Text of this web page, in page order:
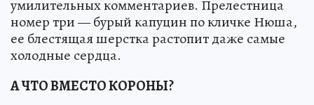
умилительных комментариев. Прелестница
номер три — бурый капуцин по кличке Нюша,
ее блестящая шерстка растопит даже самые
холодные сердца.
А ЧТО ВМЕСТО КОРОНЫ?